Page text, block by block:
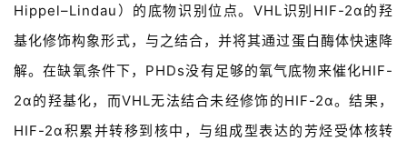
Hippel–Lindau）的底物识别位点。VHL识别HIF-2α的羟
基化修饰构象形式，与之结合，并将其通过蛋白酶体快速降
解。在缺氧条件下，PHDs没有足够的氧气底物来催化HIF-
2α的羟基化，而VHL无法结合未经修饰的HIF-2α。结果，
HIF-2α积累并转移到核中，与组成型表达的芳烃受体核转